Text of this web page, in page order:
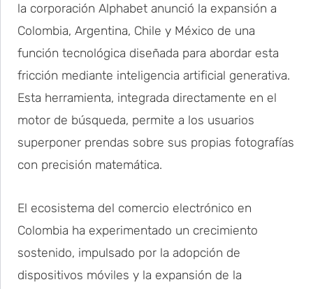
la corporación Alphabet anunció la expansión a
Colombia, Argentina, Chile y México de una
función tecnológica diseñada para abordar esta
fricción mediante inteligencia artificial generativa.
Esta herramienta, integrada directamente en el
motor de búsqueda, permite a los usuarios
superponer prendas sobre sus propias fotografías
con precisión matemática.
El ecosistema del comercio electrónico en
Colombia ha experimentado un crecimiento
sostenido, impulsado por la adopción de
dispositivos móviles y la expansión de la